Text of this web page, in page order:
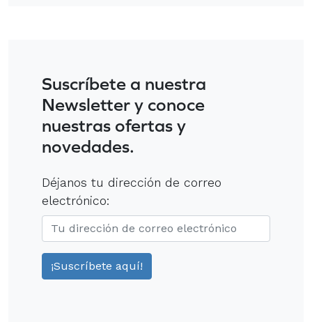
Suscríbete a nuestra
Newsletter y conoce
nuestras ofertas y
novedades.
Déjanos tu dirección de correo
electrónico: